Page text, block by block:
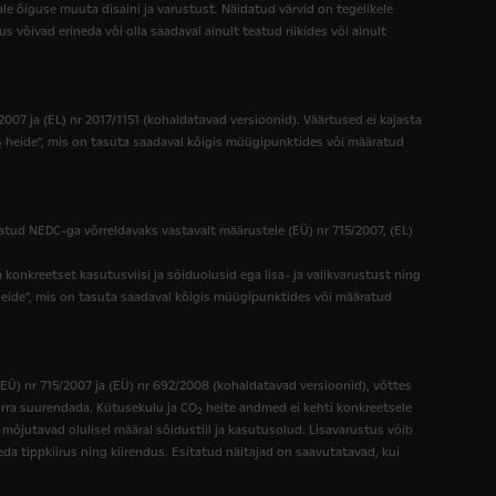
õiguse muuta disaini ja varustust. Näidatud värvid on tegelikele
võivad erineda või olla saadaval ainult teatud riikides või ainult
ja (EL) nr 2017/1151 (kohaldatavad versioonid). Väärtused ei kajasta
heide", mis on tasuta saadaval kõigis müügipunktides või määratud
NEDC-ga võrreldavaks vastavalt määrustele (EÜ) nr 715/2007, (EL)
kasutusviisi ja sõiduolusid ega lisa- ja valikvarustust ning
mis on tasuta saadaval kõigis müügipunktides või määratud
nr 715/2007 ja (EÜ) nr 692/2008 (kohaldatavad versioonid), võttes
suurendada. Kütusekulu ja CO2 heite andmed ei kehti konkreetsele
olulisel määral sõidustiil ja kasutusolud. Lisavarustus võib
tippkiirus ning kiirendus. Esitatud näitajad on saavutatavad, kui